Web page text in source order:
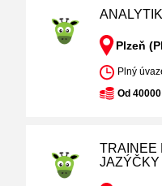
Plzeň
Plný
Od
TRAINEE
JAZÝČKY